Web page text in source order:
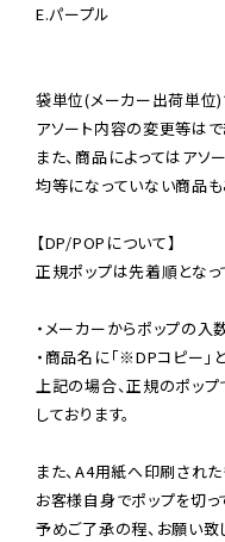
E.パープル
袋単位(メーカー出荷単位
アソート内容の変更等はで
また、商品によってはアソ
均等になっていない商品も
【DP/POPについて】
正規ポップは先着順となっ
・メーカーからポップの
・商品名に「※DPコピー」
上記の場合、正規のポップ
しております。
また、A4用紙へ印刷され
お客様自身でポップを切っ
予めご了承の程、お願い致